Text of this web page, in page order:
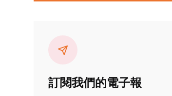
訂閱我們的電子報